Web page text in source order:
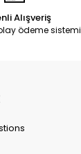
Alışveriş
ödeme sistemi